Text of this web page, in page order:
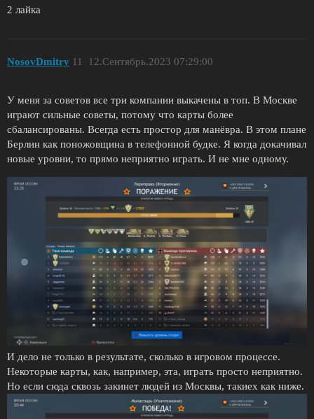
2 лайка
NosovDmitry 12.Сентябрь.2023 07:29:00
11
У меня за советов все три компании выкачены в топ. В Москве
играют сильные советы, потому что карты более
сбалансированы. Всегда есть простор для манёвра. В этом плане
Берлин как поножовщина в телефонной будке. Я когда докачивал
новые уровни, то прямо неприятно играть. И не мне одному.
И дело не только в результате, сколько в игровом процессе.
Некоторые карты, как, например, эта, играть просто неприятно.
Но если сюда сквозь закинет людей из Москвы, такиех как ниже.